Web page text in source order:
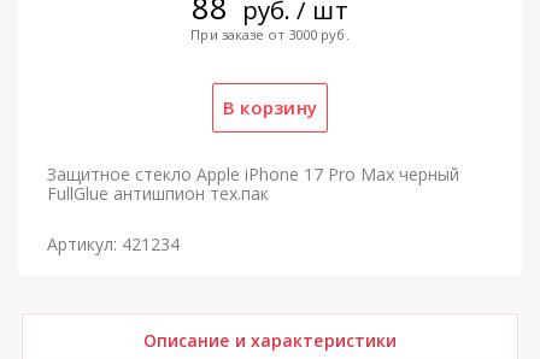
руб. / шт
При заказе от 3000 руб.
Защитное стекло Apple iPhone 17 Pro Max черный
FullGlue антишпион тех.пак
Артикул: 421234
Описание и характеристики